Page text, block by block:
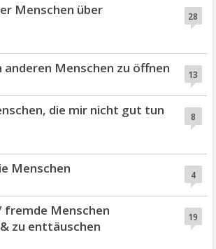
28
Menschen über
13
anderen Menschen zu öffnen
8
die mir nicht gut tun
4
Menschen
19
fremde Menschen
zu enttäuschen